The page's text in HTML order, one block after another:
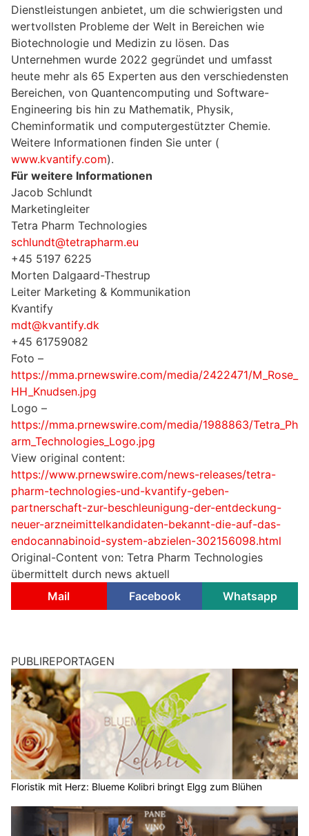
Dienstleistungen anbietet, um die schwierigsten und
wertvollsten Probleme der Welt in Bereichen wie
Biotechnologie und Medizin zu lösen. Das
Unternehmen wurde 2022 gegründet und umfasst
heute mehr als 65 Experten aus den verschiedensten
Bereichen, von Quantencomputing und Software-
Engineering bis hin zu Mathematik, Physik,
Cheminformatik und computergestützter Chemie.
Weitere Informationen finden Sie unter (
www.kvantify.com).
Für weitere Informationen
Jacob Schlundt
Marketingleiter
Tetra Pharm Technologies
schlundt@tetrapharm.eu
+45 5197 6225
Morten Dalgaard-Thestrup
Leiter Marketing & Kommunikation
Kvantify
mdt@kvantify.dk
+45 61759082
Foto –
https://mma.prnewswire.com/media/2422471/M_Rose_
HH_Knudsen.jpg
Logo –
https://mma.prnewswire.com/media/1988863/Tetra_Ph
arm_Technologies_Logo.jpg
View original content:
https://www.prnewswire.com/news-releases/tetra-
pharm-technologies-und-kvantify-geben-
partnerschaft-zur-beschleunigung-der-entdeckung-
neuer-arzneimittelkandidaten-bekannt-die-auf-das-
endocannabinoid-system-abzielen-302156098.html
Original-Content von: Tetra Pharm Technologies
übermittelt durch news aktuell
Mail
Facebook Whatsapp
PUBLIREPORTAGEN
Floristik mit Herz: Blueme Kolibri bringt Elgg zum Blühen